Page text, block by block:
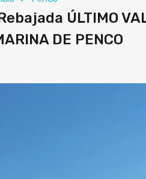
ÚLTIMO
DE PENCO